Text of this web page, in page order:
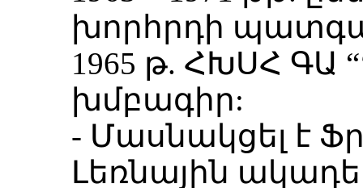
խորհրդի
1965 թ. ՀԽՍՀ ԳԱ
խմբագիր:
- Մասնակցել է
Լեռնային